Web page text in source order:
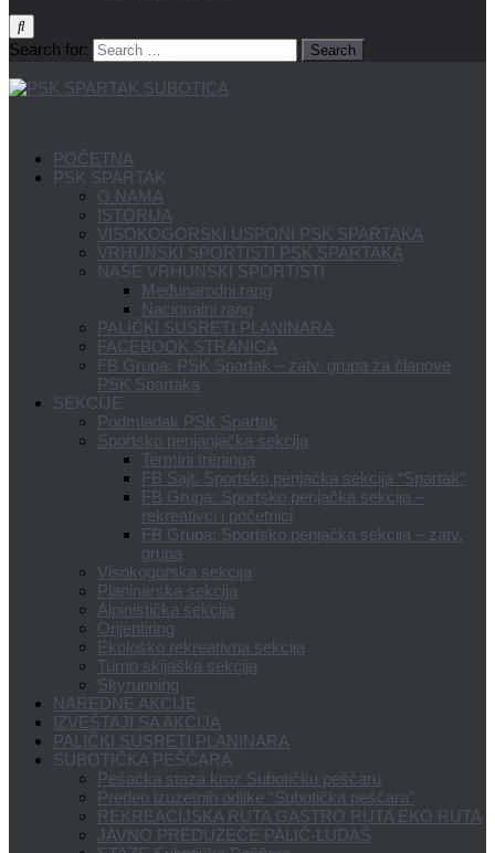
Search for:
POČETNA
PSK SPARTAK
O NAMA
ISTORIJA
VISOKOGORSKI USPONI PSK SPARTAKA
VRHUNSKI SPORTISTI PSK SPARTAKA
NAŠE VRHUNSKI SPORTISTI
Međunarodni rang
Nacionalni rang
PALIČKI SUSRETI PLANINARA
FACEBOOK STRANICA
FB Grupa: PSK Spartak – zatv. grupa za članove
PSK Spartaka
SEKCIJE
Podmladak PSK Spartak
Sportsko penjanjačka sekcija
Termini treninga
FB Sajt: Sportsko penjačka sekcija “Spartak”
FB Grupa: Sportsko penjačka sekcija –
rekreativci i početnici
FB Grupa: Sportsko penjačka sekcija – zatv.
grupa
Visokogorska sekcija
Planinarska sekcija
Alpinistička sekcija
Orijentiring
Ekološko rekreativna sekcija
Turno skijaška sekcija
Skyrunning
NAREDNE AKCIJE
IZVEŠTAJI SA AKCIJA
PALIČKI SUSRETI PLANINARA
SUBOTIČKA PEŠČARA
Pešačka staza kroz Subotičku peščaru
Predeo izuzetnih odlike “Subotička peščara”
REKREACIJSKA RUTA GASTRO RUTA EKO RUTA
JAVNO PREDUZEĆE PALIĆ-LUDAŠ